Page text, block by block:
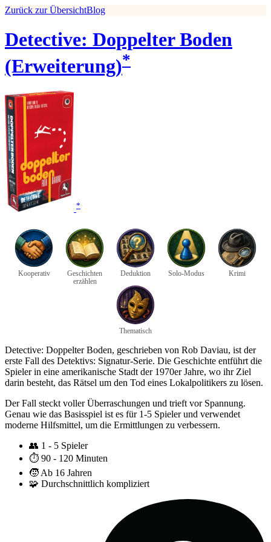
Zurück zur ÜbersichtBlog
Detective: Doppelter Boden
(Erweiterung)*
*
Kooperativ
Geschichten
erzählen
Deduktion Solo-Modus Krimi
Thematisch
Detective: Doppelter Boden, geschrieben von Rob Daviau, ist der
erste Fall des Detektivs: Signatur-Serie. Die Geschichte entführt die
Spieler in eine amerikanische Stadt der 1970er Jahre, wo ihr Ziel
darin besteht, das Rätsel um den Tod eines Lokalpolitikers zu lösen.
Der Fall steckt voller Überraschungen und trieft vor Spannung.
Genau wie das Basisspiel ist es für 1-5 Spieler und verwendet
moderne Hilfsmittel, um die Ermittlungen zu verbessern.
👥 1 - 5 Spieler
⏱️ 90 - 120 Minuten
🧒 Ab 16 Jahren
🧩 Durchschnittlich kompliziert